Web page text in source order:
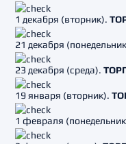
1 декабря (вторник).
21 декабря
23 декабря (среда).
19 января (вторник).
1 февраля